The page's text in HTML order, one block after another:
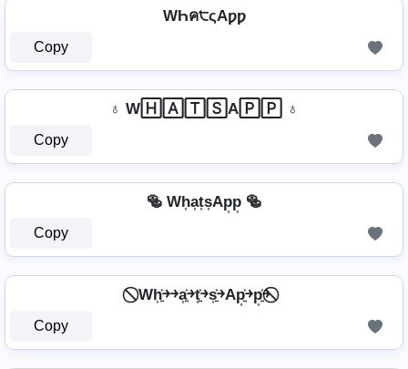
WҺค੮ςAƿƿ
Copy
♁ W🄷🄰🅃🅂A🄿🄿 ♁
Copy
🥯 Wh͎a͎t͎s͎Ap͎p͎ 🥯
Copy
⃠ Wh͎͍͐￫￫a͎͍͐￫t͎͍͐￫s͎͍͐￫Ap͎͍͐￫p͎͍͐￫ ⃠
Copy